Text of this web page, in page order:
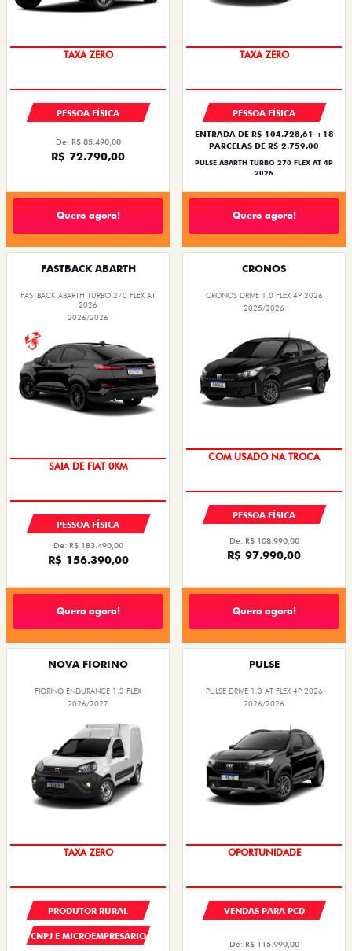
PREÇO IMPERDÍVEL
PESSOA FÍSICA
De: R$ 85.490,00
R$ 72.790,00
Quero agora!
SAIA DE FIAT 0KM
PESSOA FÍSICA
ENTRADA DE R$ 104.728,61 +18
PARCELAS DE R$ 2.759,00
PULSE ABARTH TURBO 270 FLEX AT 4P
2026
Quero agora!
FASTBACK ABARTH
FASTBACK ABARTH TURBO 270 FLEX AT
2026
2026/2026
PREÇO IMPERDÍVEL
PESSOA FÍSICA
De: R$ 183.490,00
R$ 156.390,00
Quero agora!
CRONOS
CRONOS DRIVE 1.0 FLEX 4P 2026
2025/2026
SUPER DESCONTO
PESSOA FÍSICA
De: R$ 108.990,00
R$ 97.990,00
Quero agora!
NOVA FIORINO
FIORINO ENDURANCE 1.3 FLEX
2026/2027
TAXA ZERO
PRODUTOR RURAL
CNPJ E MICROEMPRESÁRIO
PULSE
PULSE DRIVE 1.3 AT FLEX 4P 2026
2026/2026
OPORTUNIDADE
VENDAS PARA PCD
De: R$ 115.990,00